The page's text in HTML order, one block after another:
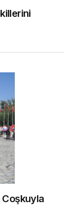
Coşkuyla